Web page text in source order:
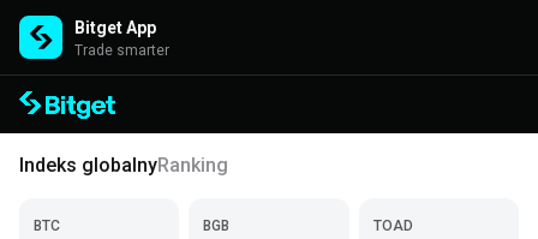
Bitget App
Trade smarter
Indeks globalnyRanking
BTC BGB TOAD